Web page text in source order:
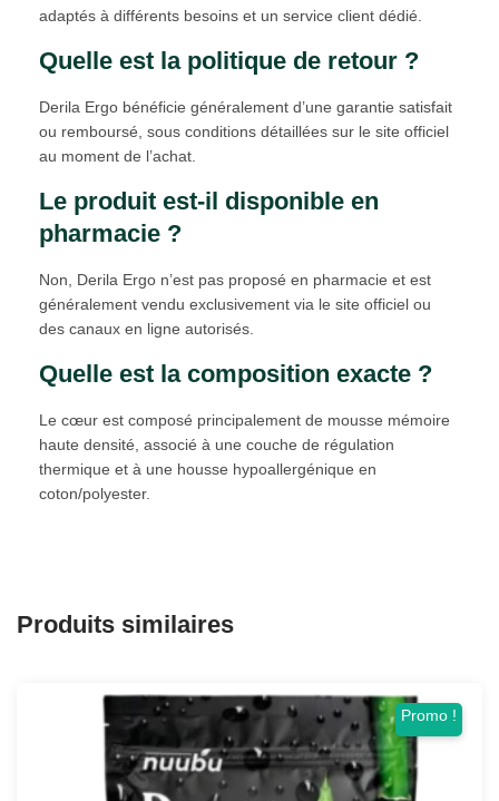
adaptés à différents besoins et un service client dédié.
Quelle est la politique de retour ?
Derila Ergo bénéficie généralement d’une garantie satisfait
ou remboursé, sous conditions détaillées sur le site officiel
au moment de l’achat.
Le produit est-il disponible en
pharmacie ?
Non, Derila Ergo n’est pas proposé en pharmacie et est
généralement vendu exclusivement via le site officiel ou
des canaux en ligne autorisés.
Quelle est la composition exacte ?
Le cœur est composé principalement de mousse mémoire
haute densité, associé à une couche de régulation
thermique et à une housse hypoallergénique en
coton/polyester.
Produits similaires
Promo !